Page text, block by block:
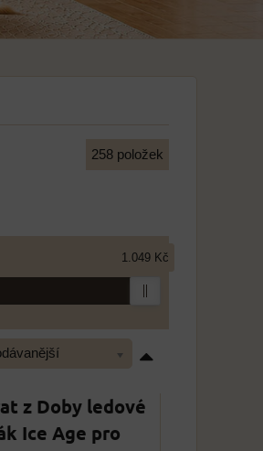
258 položek
1.049 Kč
z Doby ledové
Ice Age pro